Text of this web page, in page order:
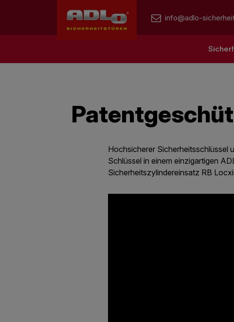
info@adlo-
Hochsicherer Sicherheitsschlüssel
Schlüssel in einem einzigartigen
Sicherheitszylindereinsatz RB